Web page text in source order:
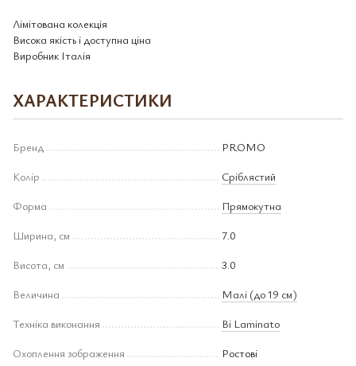
Лімітована колекція
Висока якість і доступна ціна
Виробник Італія
ХАРАКТЕРИСТИКИ
Бренд
PROMO
Колір
Сріблястий
Форма
Прямокутна
Ширина, см
7.0
Висота, см
3.0
Величина
Малі (до 19 см)
Техніка виконання
Bi Laminato
Охоплення зображення
Ростові